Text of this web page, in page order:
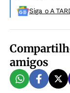
Siga o A
amigos